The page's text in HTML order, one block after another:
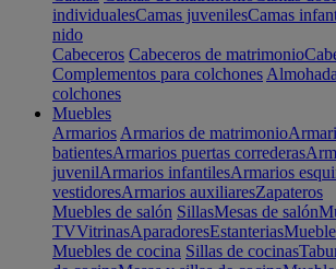
individualesCamas juvenilesCamas
nido
Cabeceros Cabeceros de matrimonio
Complementos para colchones
colchones
Muebles
Armarios Armarios de matrimonio
batientesArmarios puertas correderas
juvenilArmarios infantilesArmarios
vestidoresArmarios auxiliaresZapateros
Muebles de salón SillasMesas de salón
TVVitrinasAparadoresEstanterias
Muebles de cocina Sillas de cocinas